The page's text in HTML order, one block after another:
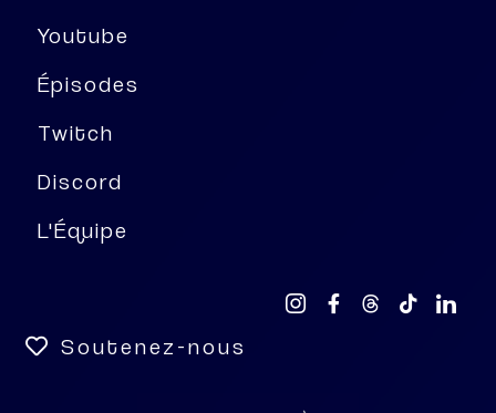
Youtube
Épisodes
Twitch
Discord
L'Équipe
Soutenez-nous